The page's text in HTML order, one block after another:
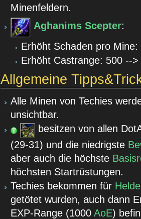
Minenfeldern.
Aghanims Scepter:
Erhöht Schaden pro
Erhöht Castrange: 500 -->
Allgemeine
Alle Minen von Techies
unsichtbar.
besitzen von allen
(29-31) und die niedrigste
aber auch die höchste
höchsten Startrüstungen.
Techies bekommen für
getötet wurden, auch dann
EXP-Range (1000AoE)